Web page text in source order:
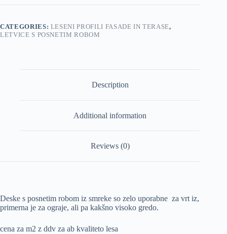
20x70
smreka
quantity
CATEGORIES: LESENI PROFILI FASADE IN TERASE,
LETVICE S POSNETIM ROBOM
Description
Additional information
Reviews (0)
Deske s posnetim robom iz smreke so zelo uporabne za vrt iz,
primerna je za ograje, ali pa kakšno visoko gredo.
cena za m2 z ddv za ab kvaliteto lesa